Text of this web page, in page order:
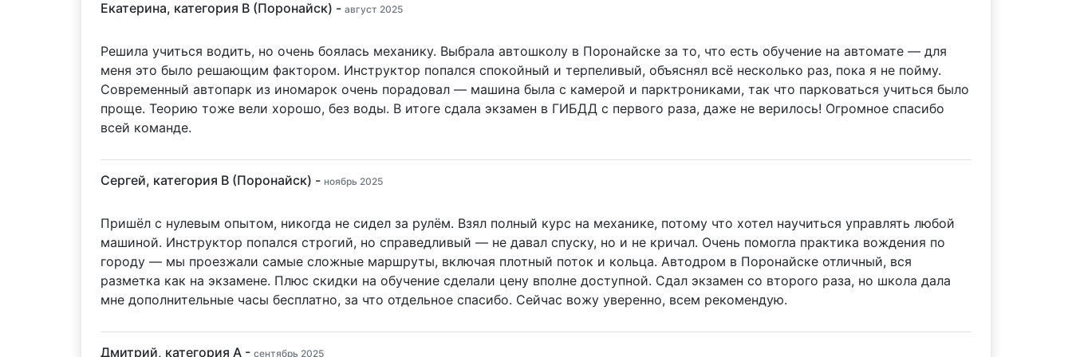
Екатерина, категория B (Поронайск) - август 2025
Решила учиться водить, но очень боялась механику. Выбрала автошколу в Поронайске за то, что есть обучение на автомате — для
меня это было решающим фактором. Инструктор попался спокойный и терпеливый, объяснял всё несколько раз, пока я не пойму.
Современный автопарк из иномарок очень порадовал — машина была с камерой и парктрониками, так что парковаться учиться было
проще. Теорию тоже вели хорошо, без воды. В итоге сдала экзамен в ГИБДД с первого раза, даже не верилось! Огромное спасибо
всей команде.
Сергей, категория B (Поронайск) - ноябрь 2025
Пришёл с нулевым опытом, никогда не сидел за рулём. Взял полный курс на механике, потому что хотел научиться управлять любой
машиной. Инструктор попался строгий, но справедливый — не давал спуску, но и не кричал. Очень помогла практика вождения по
городу — мы проезжали самые сложные маршруты, включая плотный поток и кольца. Автодром в Поронайске отличный, вся
разметка как на экзамене. Плюс скидки на обучение сделали цену вполне доступной. Сдал экзамен со второго раза, но школа дала
мне дополнительные часы бесплатно, за что отдельное спасибо. Сейчас вожу уверенно, всем рекомендую.
Дмитрий, категория A - сентябрь 2025